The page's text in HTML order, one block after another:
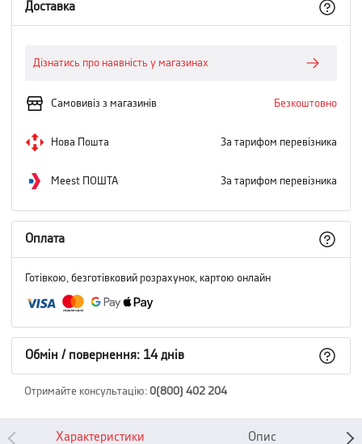
Доставка
Дізнатись про наявність у магазинах
Самовивіз з магазинів Безкоштовно
Нова Пошта За тарифом перевізника
Meest ПОШТА За тарифом перевізника
Оплата
Готівкою, безготівковий розрахунок, картою онлайн
Обмін / повернення: 14 днів
Отримайте консультацію: 0(800) 402 204
Характеристики Опис